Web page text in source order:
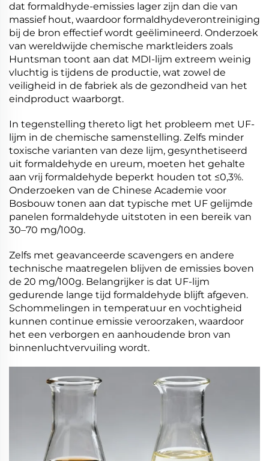
dat formaldhyde-emissies lager zijn dan die van
massief hout, waardoor formaldhydeverontreiniging
bij de bron effectief wordt geëlimineerd. Onderzoek
van wereldwijde chemische marktleiders zoals
Huntsman toont aan dat MDI-lijm extreem weinig
vluchtig is tijdens de productie, wat zowel de
veiligheid in de fabriek als de gezondheid van het
eindproduct waarborgt.
In tegenstelling thereto ligt het probleem met UF-
lijm in de chemische samenstelling. Zelfs minder
toxische varianten van deze lijm, gesynthetiseerd
uit formaldehyde en ureum, moeten het gehalte
aan vrij formaldehyde beperkt houden tot ≤0,3%.
Onderzoeken van de Chinese Academie voor
Bosbouw tonen aan dat typische met UF gelijmde
panelen formaldehyde uitstoten in een bereik van
30–70 mg/100g.
Zelfs met geavanceerde scavengers en andere
technische maatregelen blijven de emissies boven
de 20 mg/100g. Belangrijker is dat UF-lijm
gedurende lange tijd formaldehyde blijft afgeven.
Schommelingen in temperatuur en vochtigheid
kunnen continue emissie veroorzaken, waardoor
het een verborgen en aanhoudende bron van
binnenluchtvervuiling wordt.